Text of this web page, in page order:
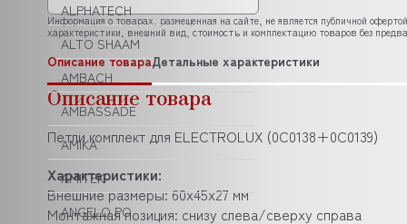
ALPHATECH
ALTO SHAAM
AMBACH
AMBASSADE
AMIKA
AMITEK
ANGELO PO
Информация о товарах, размещенная на сайте, не является публичной
характеристики, внешний вид, стоимость и комплектацию товаров без
Описание товараДетальные характеристики
Описание товара
Петли комплект для ELECTROLUX (0C0138+0C0139)
Характеристики:
Внешние размеры: 60x45x27 мм
Монтажная позиция: снизу слева/сверху справа